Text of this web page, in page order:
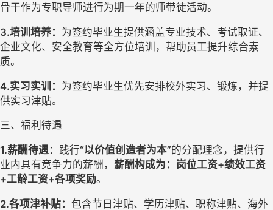
骨干作为专职导师进行为期一年的师带徒活动。
3.培训培养： 为签约毕业生提供涵盖专业技术、考试取证、
企业文化、安全教育等全方位培训，帮助员工提升综合素
质。
4.实习实训： 为签约毕业生优先安排校外实习、锻炼，并提
供实习津贴。
三、 福利待遇
1.薪酬待遇： 践行“以价值创造者为本”的分配理念， 提供行
业内具有竞争力的薪酬， 薪酬构成为： 岗位工资+绩效工资
+工龄工资+各项奖励。
2.各项津补贴： 包含节日津贴、学历津贴、职称津贴、海外